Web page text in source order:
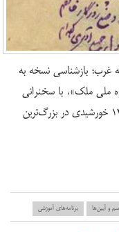
بازشناسی نسخه به
ملی ملک»، با سخنرانی
منوچهر صدوقی سها در روز دوشنبه ۲۸ دی ۱۳۹۴ خورشیدی در بزرگ‌ترین
و آیین‌ها برنامه‌های آموزشی